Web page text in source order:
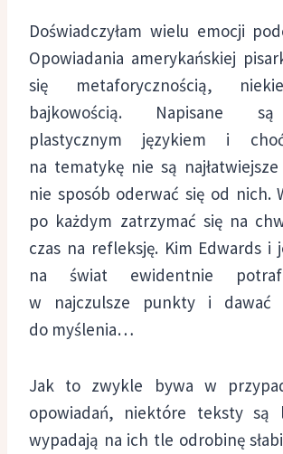
Doświadczyłam wielu emocji
Opowiadania amerykańskiej
się metaforycznością,
bajkowością. Napisane
plastycznym językiem i
na tematykę nie są
nie sposób oderwać się od nich.
po każdym zatrzymać się na
czas na refleksję. Kim Edwards i
na świat ewidentnie
w najczulsze punkty i dawać
do myślenia…
Jak to zwykle bywa w
opowiadań, niektóre teksty są
wypadają na ich tle odrobinę